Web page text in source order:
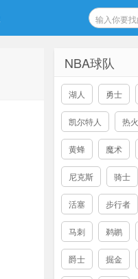
NBA球队
湖人 勇士
凯尔特人 热火
黄蜂 魔术
尼克斯 骑士
活塞 步行者
马刺 鹈鹕
爵士 掘金